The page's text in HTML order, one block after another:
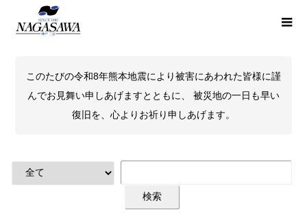
このたびの令和8年熊本地震により被害にあわれた皆様に謹
んでお見舞い申しあげますとともに、 被災地の一日も早い
復旧を、心よりお祈り申しあげます。